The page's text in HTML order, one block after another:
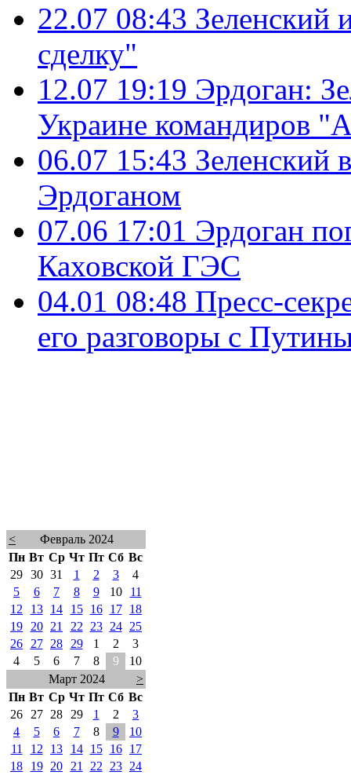
22.07 08:43 Зеленский
сделку"
12.07 19:19 Эрдоган:
Украине командиров
06.07 15:43 Зеленский
Эрдоганом
07.06 17:01 Эрдоган
Каховской ГЭС
04.01 08:48 Пресс-
его разговоры с
<
Февраль 2024
Пн Вт Ср Чт Пт Сб Вс
29 30 31 1 2 3
4
5
6 7 8 9 10
11
12
13 14 15 16 17
18
19
20 21 22 23 24
25
26
27 28 29 1 2
3
4
5 6 7 8 9
10
Март 2024
>
Пн Вт Ср Чт Пт Сб Вс
26
27 28 29 1 2
3
4
5 6 7 8 9
10
11
12 13 14 15 16
17
18
19 20 21 22 23
24